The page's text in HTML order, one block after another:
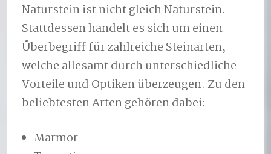
Naturstein ist nicht gleich Naturstein.
Stattdessen handelt es sich um einen
Überbegriff für zahlreiche Steinarten,
welche allesamt durch unterschiedliche
Vorteile und Optiken überzeugen. Zu den
beliebtesten Arten gehören dabei:
Marmor